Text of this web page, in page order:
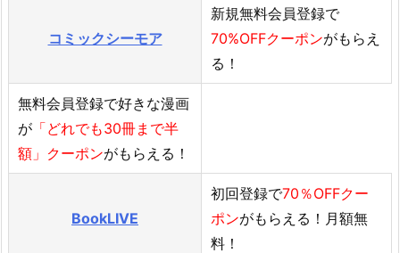
コミックシーモア
新規無料会員登録で
70%OFFクーポンがもらえ
る！
無料会員登録で好きな漫画
が 「どれでも30冊まで半
額」クーポンがもらえる！
BookLIVE
初回登録で70％OFFクー
ポンがもらえる！月額無
料！